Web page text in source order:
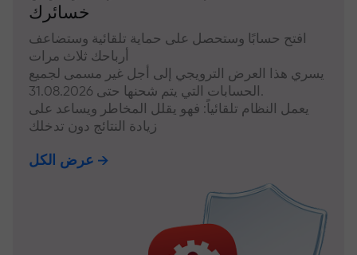
خسائرك
افتح حسابًا وستحصل على حماية تلقائية وستضاعف
أرباحك ثلاث مرات
يسري هذا العرض الترويجي إلى أجل غير مسمى لجميع
الحسابات التي يتم شحنها حتى 31.08.2026.
يعمل النظام تلقائياً: فهو يقلل المخاطر ويساعد على
زيادة النتائج دون تدخلك
عرض الكل